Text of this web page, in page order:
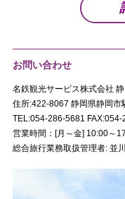
お問い合わせ
名鉄観光サービス株式会社
住所:422-8067 静岡県静岡
TEL:054-286-5681
営業時間：[月～金] 10:00～
総合旅行業務取扱管理者: 並